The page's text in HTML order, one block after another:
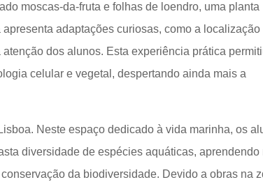
moscas-da-fruta e folhas de loendro, uma planta
adaptações curiosas, como a localização
dos alunos. Esta experiência prática
celular e vegetal, despertando ainda mais a
Neste espaço dedicado à vida marinha, os
diversidade de espécies aquáticas, aprendendo
da biodiversidade. Devido a obras na